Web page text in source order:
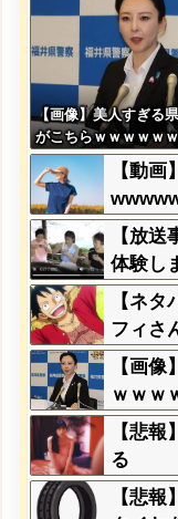
に怖くね…？
【画像】美人すぎる
がこちらｗｗｗｗｗ
【動
【放
体験
ホォッ
【ネ
フィさ
ジイに
【画
ｗｗｗ
【悲
る
【悲